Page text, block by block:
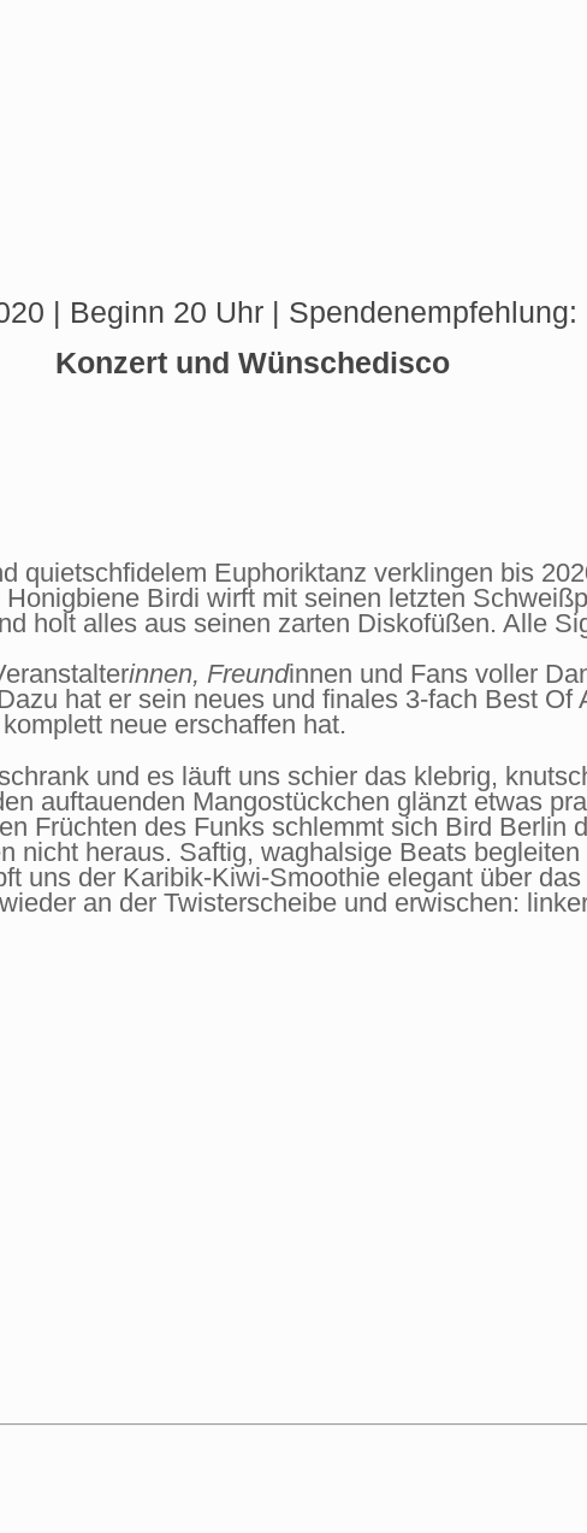
| Beginn 20 Uhr | Spendenempfehlung:
Konzert und Wünschedisco
quietschfidelem Euphoriktanz verklingen bis
Birdi wirft mit seinen letzten
holt alles aus seinen zarten Diskofüßen. Alle
innen, Freundinnen und Fans voller
hat er sein neues und finales 3-fach Best Of
neue erschaffen hat.
und es läuft uns schier das klebrig,
auftauenden Mangostückchen glänzt etwas
Früchten des Funks schlemmt sich Bird Berlin
nicht heraus. Saftig, waghalsige Beats
uns der Karibik-Kiwi-Smoothie elegant über
an der Twisterscheibe und erwischen: